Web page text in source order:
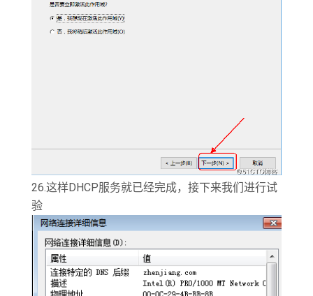
26.这样DHCP服务就已经完成，接下来我们进行试
验